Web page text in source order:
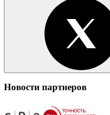
Новости партнеров